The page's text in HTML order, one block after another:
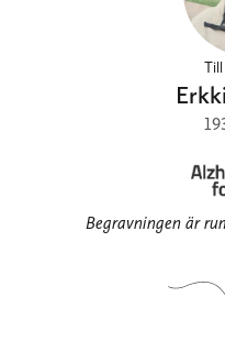
Begravningen är